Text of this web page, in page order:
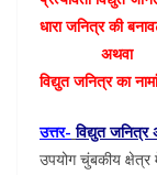
धारा जनित्र की
अथवा
विद्युत जनित्र का
उत्तर- विद्युत जनित्र
उपयोग चुंबकीय क्षेत्र